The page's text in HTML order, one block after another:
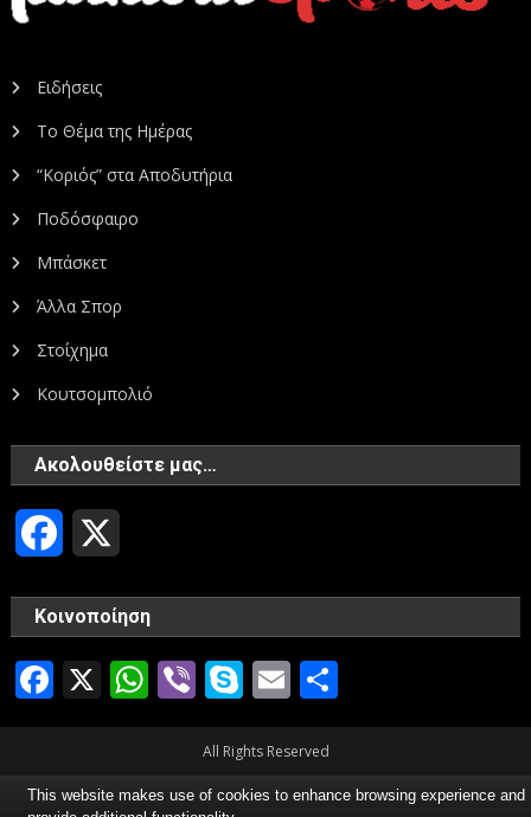
Ειδήσεις
Το Θέμα της Ημέρας
“Κοριός” στα Αποδυτήρια
Ποδόσφαιρο
Μπάσκετ
Άλλα Σπορ
Στοίχημα
Κουτσομπολιό
Ακολουθείστε μας…
Facebook
Κοινοποίηση
Facebook
X WhatsApp
ViberSkype
Email
All Rights Reserved
This website makes use of cookies to enhance browsing experience and